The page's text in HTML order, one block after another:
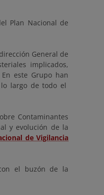
Plan Nacional de
General de
implicados,
este Grupo han
largo de todo el
Contaminantes
y evolución de la
de Vigilancia
el buzón de la